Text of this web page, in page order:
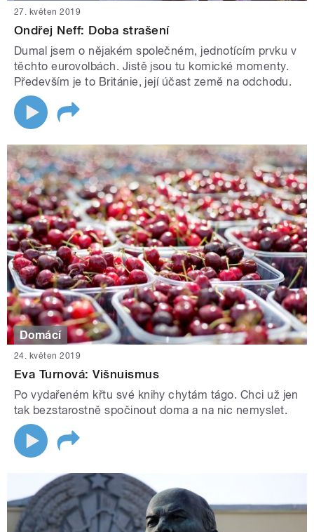
27. květen 2019
Ondřej Neff: Doba strašení
Dumal jsem o nějakém společném, jednotícím prvku v
těchto eurovolbách. Jistě jsou tu komické momenty.
Především je to Británie, její účast země na odchodu.
Domácí
24. květen 2019
Eva Turnová: Višnuismus
Po vydařeném křtu své knihy chytám tágo. Chci už jen
tak bezstarostně spočinout doma a na nic nemyslet.